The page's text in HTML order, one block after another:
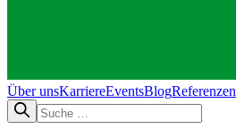
Über unsKarriereEventsBlogReferenzen